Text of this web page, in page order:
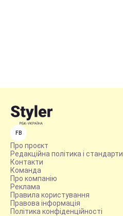
FB
Про проєкт
Редакційна політика і стандарти
Контакти
Команда
Про компанію
Реклама
Правила користування
Правова інформація
Політика конфіденційності